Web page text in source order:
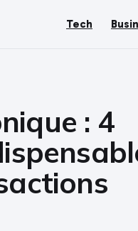
Tech
: 4